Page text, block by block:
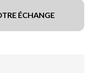
ÉCHANGE